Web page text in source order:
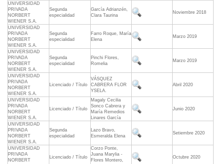
UNIVERSIDAD
PRIVADA
NORBERT
WIENER S.A.
Segunda
especialidad
García Adrianzén,
Clara Taurina
Noviembre 2018
UNIVERSIDAD
PRIVADA
NORBERT
WIENER S.A.
Segunda
especialidad
Farro Roque, María
Elena
Marzo 2019
UNIVERSIDAD
PRIVADA
NORBERT
WIENER S.A.
Segunda
especialidad
Pinchi Flores,
Romelia
Marzo 2019
UNIVERSIDAD
PRIVADA
NORBERT
WIENER S.A.
Licenciado / Título
VÁSQUEZ
CABRERA FLOR
YSELA.
Abril 2020
UNIVERSIDAD
PRIVADA
NORBERT
WIENER S.A.
Licenciado / Título
Magaly Cecilia
Sonco Cabrera y
María Remedios
Linares García
Junio 2020
UNIVERSIDAD
PRIVADA
NORBERT
WIENER S.A.
Segunda
especialidad
Lazo Bravo,
Esmeralda Elena
Setiembre 2020
UNIVERSIDAD
PRIVADA
NORBERT
Licenciado / Título
Corzo Ponte,
Juana Marylia -
Flores Montero,
Octubre 2020